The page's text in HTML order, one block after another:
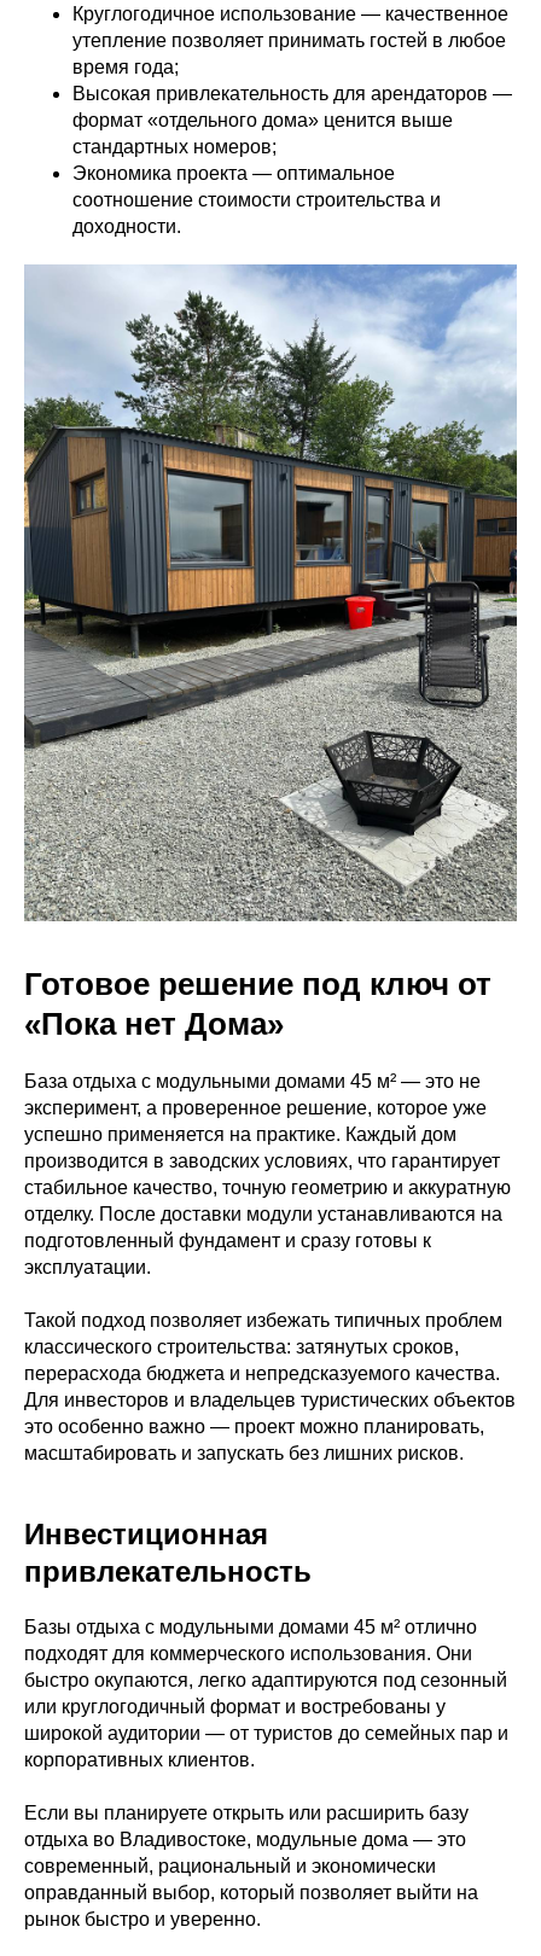
Круглогодичное использование — качественное
утепление позволяет принимать гостей в любое
время года;
Высокая привлекательность для арендаторов —
формат «отдельного дома» ценится выше
стандартных номеров;
Экономика проекта — оптимальное
соотношение стоимости строительства и
доходности.
Готовое решение под ключ от
«Пока нет Дома»
База отдыха с модульными домами 45 м² — это не
эксперимент, а проверенное решение, которое уже
успешно применяется на практике. Каждый дом
производится в заводских условиях, что гарантирует
стабильное качество, точную геометрию и аккуратную
отделку. После доставки модули устанавливаются на
подготовленный фундамент и сразу готовы к
эксплуатации.
Такой подход позволяет избежать типичных проблем
классического строительства: затянутых сроков,
перерасхода бюджета и непредсказуемого качества.
Для инвесторов и владельцев туристических объектов
это особенно важно — проект можно планировать,
масштабировать и запускать без лишних рисков.
Инвестиционная
привлекательность
Базы отдыха с модульными домами 45 м² отлично
подходят для коммерческого использования. Они
быстро окупаются, легко адаптируются под сезонный
или круглогодичный формат и востребованы у
широкой аудитории — от туристов до семейных пар и
корпоративных клиентов.
Если вы планируете открыть или расширить базу
отдыха во Владивостоке, модульные дома — это
современный, рациональный и экономически
оправданный выбор, который позволяет выйти на
рынок быстро и уверенно.